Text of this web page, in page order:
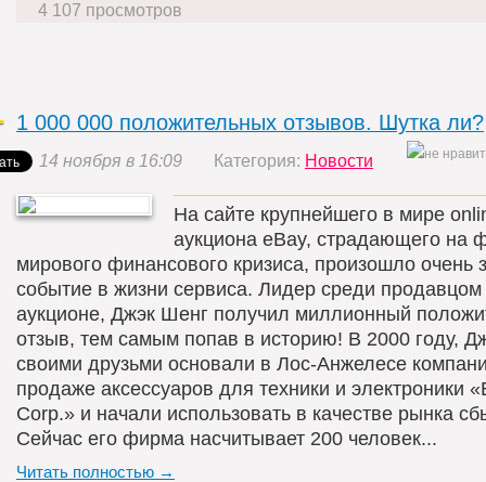
4 107 просмотров
1 000 000 положительных отзывов. Шутка ли?
14 ноября в 16:09 Категория: Новости
На сайте крупнейшего в мире
аукциона eBay, страдающего на
мирового финансового кризиса, произошло очень
событие в жизни сервиса. Лидер среди продавцом
аукционе, Джэк Шенг получил миллионный
отзыв, тем самым попав в историю! В 2000 году,
своими друзьми основали в Лос-Анжелесе
продаже аксессуаров для техники и электроники
Corp.» и начали использовать в качестве рынка
Сейчас его фирма насчитывает 200 человек...
Читать полностью →